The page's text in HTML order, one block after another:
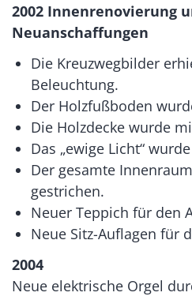
2002 Innenrenovierung
Neuanschaffungen
Die Kreuzwegbilder
Beleuchtung.
Der Holzfußboden
Die Holzdecke wurde
Das „ewige Licht“
Der gesamte
gestrichen.
Neuer Teppich für den
Neue Sitz-Auflagen für
2004
Neue elektrische Orgel